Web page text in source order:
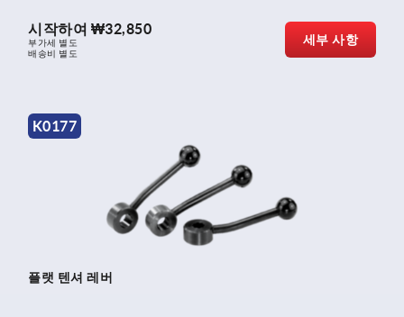
시작하여 ₩32,850
부가세 별도
배송비 별도
세부 사항
K0177
플랫 텐셔 레버